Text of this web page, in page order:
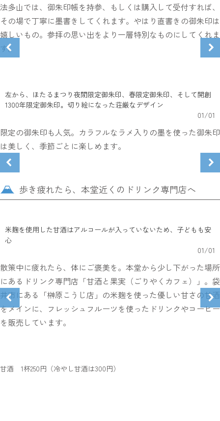
法多山では、御朱印帳を持参、もしくは購入して受付すれば、
その場で丁寧に墨書きしてくれます。やはり直書きの御朱印は
嬉しいもの。参拝の思い出をより一層特別なものにしてくれま
す。
左から、ほたるまつり夜間限定御朱印、春限定御朱印、そして開創
1300年限定御朱印。切り絵になった荘厳なデザイン
01/01
限定の御朱印も人気。カラフルなラメ入りの墨を使った御朱印
は美しく、季節ごとに楽しめます。
歩き疲れたら、本堂近くのドリンク専門店へ
米麹を使用した甘酒はアルコールが入っていないため、子どもも安
心
01/01
散策中に疲れたら、体にご褒美を。本堂から少し下がった場所
にあるドリンク専門店「甘酒と果実（ごりやくカフェ）」。袋
井市にある「榊原こうじ店」の米麹を使った優しい甘さの甘酒
をメインに、フレッシュフルーツを使ったドリンクやコーヒー
を販売しています。
甘酒 1杯250円（冷やし甘酒は300円）